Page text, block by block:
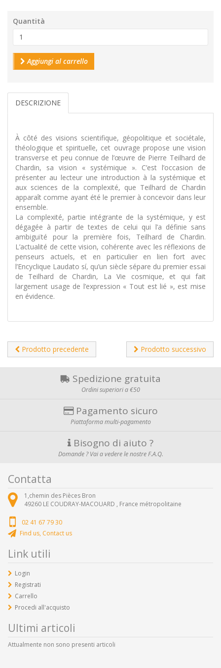
Quantità
Aggiungi al carrello
DESCRIZIONE
À côté des visions scientifique, géopolitique et sociétale,
théologique et spirituelle, cet ouvrage propose une vision
transverse et peu connue de l’œuvre de Pierre Teilhard de
Chardin, sa vision « systémique ». C’est l’occasion de
présenter au lecteur une introduction à la systémique et
aux sciences de la complexité, que Teilhard de Chardin
apparaît comme ayant été le premier à concevoir dans leur
ensemble.
La complexité, partie intégrante de la systémique, y est
dégagée à partir de textes de celui qui l’a définie sans
ambiguïté pour la première fois, Teilhard de Chardin.
L’actualité de cette vision, cohérente avec les réflexions de
penseurs actuels, et en particulier en lien fort avec
l’Encyclique Laudato sí, qu’un siècle sépare du premier essai
de Teilhard de Chardin, La Vie cosmique, et qui fait
largement usage de l’expression « Tout est lié », est mise
en évidence.
Prodotto precedente Prodotto successivo
Spedizione gratuita
Ordini superiori a €50
Pagamento sicuro
Piattaforma multi-pagamento
Bisogno di aiuto ?
Domande ? Vai a vedere le nostre F.A.Q.
Contatta
1,chemin des Pièces Bron
49260 LE COUDRAY-MACOUARD , France métropolitaine
02 41 67 79 30
Find us, Contact us
Link utili
Login
Registrati
Carrello
Procedi all'acquisto
Ultimi articoli
Attualmente non sono presenti articoli